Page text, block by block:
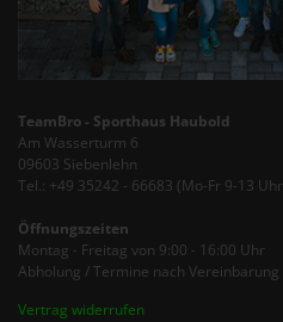
TeamBro - Sporthaus Haubold
Am Wasserturm 6
09603 Siebenlehn
Tel.: +49 35242 - 66683 (Mo-Fr 9-13
Öffnungszeiten
Montag - Freitag von 9:00 - 16:00 Uhr
Abholung / Termine nach Vereinbarung
Vertrag widerrufen